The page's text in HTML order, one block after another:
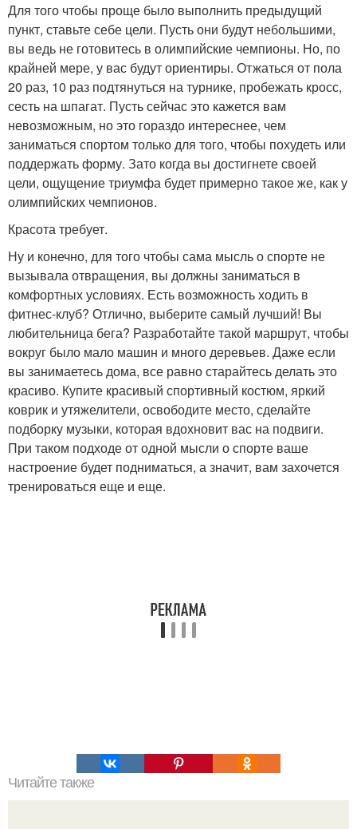
Для того чтобы проще было выполнить предыдущий
пункт, ставьте себе цели. Пусть они будут небольшими,
вы ведь не готовитесь в олимпийские чемпионы. Но, по
крайней мере, у вас будут ориентиры. Отжаться от пола
20 раз, 10 раз подтянуться на турнике, пробежать кросс,
сесть на шпагат. Пусть сейчас это кажется вам
невозможным, но это гораздо интереснее, чем
заниматься спортом только для того, чтобы похудеть или
поддержать форму. Зато когда вы достигнете своей
цели, ощущение триумфа будет примерно такое же, как у
олимпийских чемпионов.
Красота требует.
Ну и конечно, для того чтобы сама мысль о спорте не
вызывала отвращения, вы должны заниматься в
комфортных условиях. Есть возможность ходить в
фитнес-клуб? Отлично, выберите самый лучший! Вы
любительница бега? Разработайте такой маршрут, чтобы
вокруг было мало машин и много деревьев. Даже если
вы занимаетесь дома, все равно старайтесь делать это
красиво. Купите красивый спортивный костюм, яркий
коврик и утяжелители, освободите место, сделайте
подборку музыки, которая вдохновит вас на подвиги.
При таком подходе от одной мысли о спорте ваше
настроение будет подниматься, а значит, вам захочется
тренироваться еще и еще.
Читайте также